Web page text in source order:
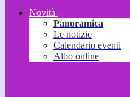
Novità
Panoramica
Le notizie
Calendario eventi
Albo online